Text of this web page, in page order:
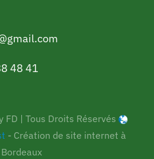
48 41
| Tous Droits Réservés
- Création de site internet à
Bordeaux